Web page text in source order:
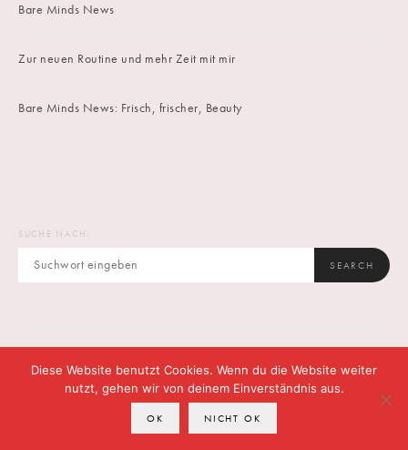
Bare Minds News
Zur neuen Routine und mehr Zeit mit mir
Bare Minds News: Frisch, frischer, Beauty
SUCHE NACH:
SEARCH
DATENSCHUTZ CONTACT
Diese Website benutzt Cookies. Wenn du die Website weiter
nutzt, gehen wir von deinem Einverständnis aus.
OK NICHT OK